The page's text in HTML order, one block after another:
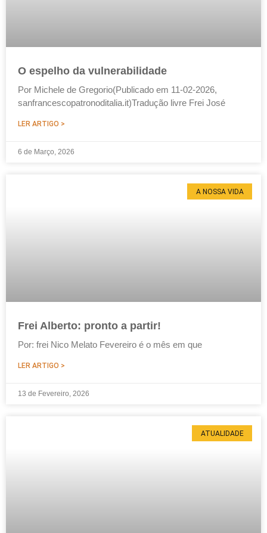
O espelho da vulnerabilidade
Por Michele de Gregorio(Publicado em 11-02-2026,
sanfrancescopatronoditalia.it)Tradução livre Frei José
LER ARTIGO >
6 de Março, 2026
A NOSSA VIDA
Frei Alberto: pronto a partir!
Por: frei Nico Melato Fevereiro é o mês em que
LER ARTIGO >
13 de Fevereiro, 2026
ATUALIDADE